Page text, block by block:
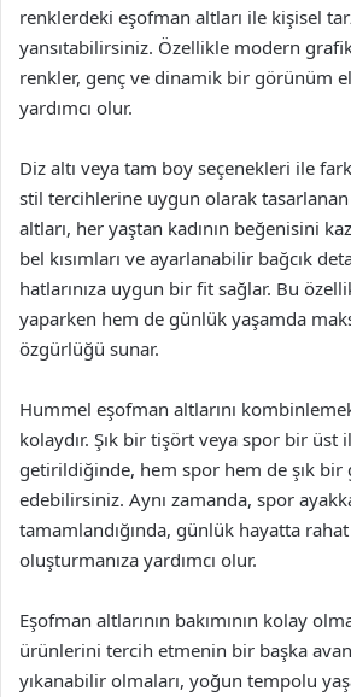
renklerdeki eşofman altları ile kişisel
yansıtabilirsiniz. Özellikle modern
renkler, genç ve dinamik bir görünüm
yardımcı olur.
Diz altı veya tam boy seçenekleri ile
stil tercihlerine uygun olarak
altları, her yaştan kadının beğenisini
bel kısımları ve ayarlanabilir bağcık
hatlarınıza uygun bir fit sağlar. Bu
yaparken hem de günlük yaşamda
özgürlüğü sunar.
Hummel eşofman altlarını
kolaydır. Şık bir tişört veya spor bir üst
getirildiğinde, hem spor hem de şık
edebilirsiniz. Aynı zamanda, spor
tamamlandığında, günlük hayatta
oluşturmanıza yardımcı olur.
Eşofman altlarının bakımının kolay
ürünlerini tercih etmenin bir başka
yıkanabilir olmaları, yoğun tempolu